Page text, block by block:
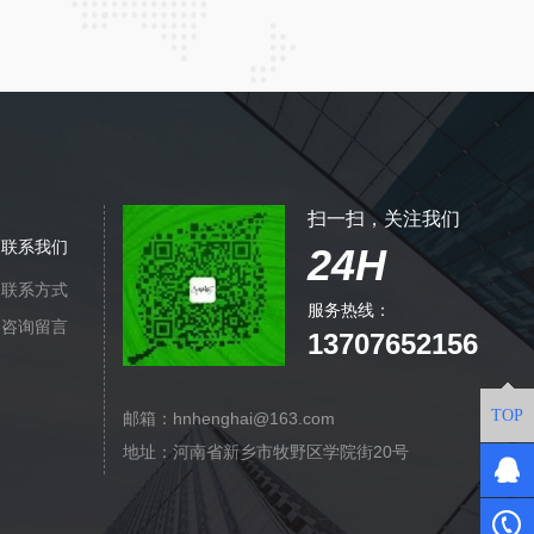
联系我们
联系方式
咨询留言
扫一扫，关注我们
24H
服务热线：
13707652156
邮箱：hnhenghai@163.com
地址：河南省新乡市牧野区学院街20号
TOP